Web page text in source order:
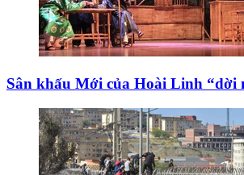
Sân khấu Mới của Hoài Linh “dời